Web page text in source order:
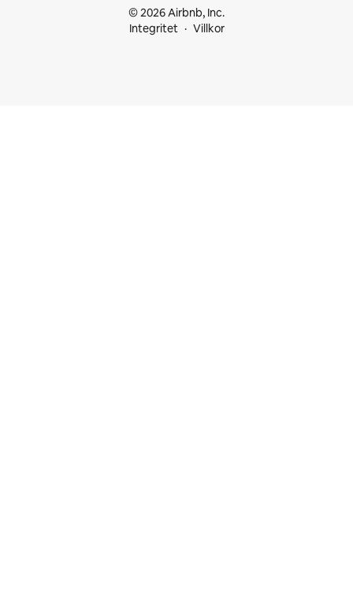
© 2026 Airbnb, Inc.
Integritet
Villkor